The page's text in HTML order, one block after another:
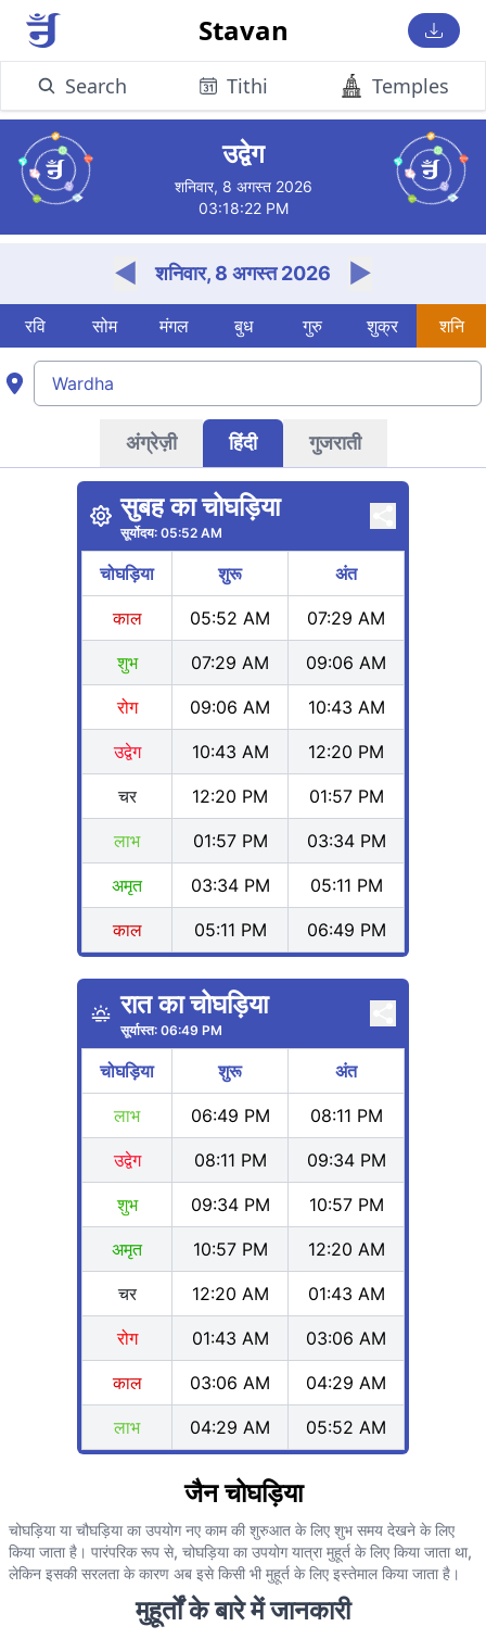
Stavan
Search Tithi Temples
Wardha के लिए आज का जैन चोघड़िया
उद्वेग
शनिवार, 8 अगस्त 2026
03:18:23 PM
◀ शनिवार, 8 अगस्त 2026 ▶
रवि सोम मंगल बुध गुरु शुक्र शनि
अंग्रेज़ी हिंदी गुजराती
सुबह का चोघड़िया
सूर्योदय:05:52 AM
चोघड़िया शुरू अंत
काल 05:52 AM 07:29 AM
शुभ 07:29 AM 09:06 AM
रोग 09:06 AM 10:43 AM
उद्वेग 10:43 AM 12:20 PM
चर 12:20 PM 01:57 PM
लाभ 01:57 PM 03:34 PM
अमृत 03:34 PM 05:11 PM
काल 05:11 PM 06:49 PM
रात का चोघड़िया
सूर्यास्त:06:49 PM
चोघड़िया शुरू अंत
लाभ 06:49 PM 08:11 PM
उद्वेग 08:11 PM 09:34 PM
शुभ 09:34 PM 10:57 PM
अमृत 10:57 PM 12:20 AM
चर 12:20 AM 01:43 AM
रोग 01:43 AM 03:06 AM
काल 03:06 AM 04:29 AM
लाभ 04:29 AM 05:52 AM
जैन चोघड़िया
चोघड़िया या चौघड़िया का उपयोग नए काम की शुरुआत के लिए शुभ समय देखने के लिए
किया जाता है। पारंपरिक रूप से, चोघड़िया का उपयोग यात्रा मुहूर्त के लिए किया जाता था,
लेकिन इसकी सरलता के कारण अब इसे किसी भी मुहूर्त के लिए इस्तेमाल किया जाता है।
मुहूर्तों के बारे में जानकारी